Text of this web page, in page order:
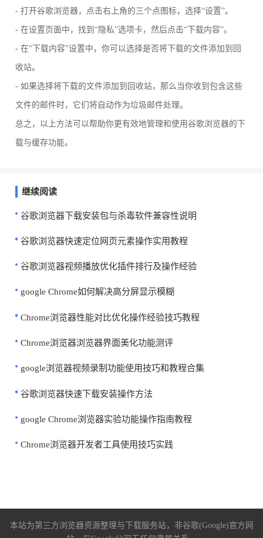
- 打开谷歌浏览器，点击右上角的三个点图标，选择“设置”。
- 在设置页面中，找到“隐私”选项卡，然后点击“下载内容”。
- 在“下载内容”设置中，你可以选择是否将下载的文件添加到回
收站。
- 如果选择将下载的文件添加到回收站，那么当你收到包含这些
文件的邮件时，它们将自动作为垃圾邮件处理。
总之，以上方法可以帮助你更有效地管理和使用谷歌浏览器的下
载与缓存功能。
继续阅读
谷歌浏览器下载安装包与杀毒软件兼容性说明
谷歌浏览器快速定位网页元素操作实用教程
谷歌浏览器视频播放优化插件排行及操作经验
google Chrome如何解决高分屏显示模糊
Chrome浏览器性能对比优化操作经验技巧教程
Chrome浏览器浏览器界面美化功能测评
google浏览器视频录制功能使用技巧和教程合集
谷歌浏览器快速下载安装操作方法
google Chrome浏览器实验功能操作指南教程
Chrome浏览器开发者工具使用技巧实践
本站为第三方浏览器资源整理与下载服务站，非谷歌(Google)官方网